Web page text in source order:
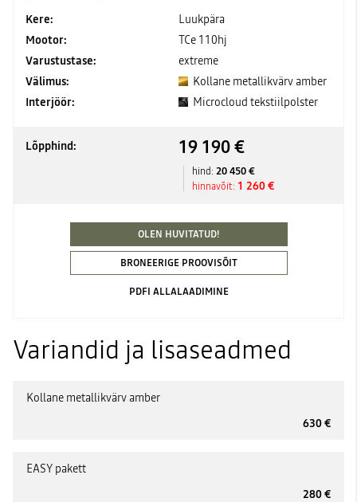
Kere:
Luukpära
Mootor:
TCe 110hj
Varustustase:
extreme
Välimus:
Kollane metallikvärv amber
Interjöör:
Microcloud tekstiilpolster
Lõpphind: 19 190 €
hind: 20 450 €
hinnavõit: 1 260 €
OLEN HUVITATUD!
BRONEERIGE PROOVISÕIT
PDFI ALLALAADIMINE
Variandid ja lisaseadmed
Kollane metallikvärv amber
630 €
EASY pakett
280 €